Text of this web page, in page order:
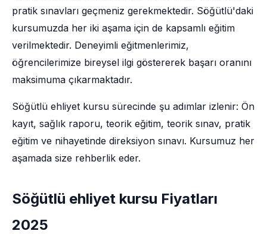
pratik sınavları geçmeniz gerekmektedir. Söğütlü'daki
kursumuzda her iki aşama için de kapsamlı eğitim
verilmektedir. Deneyimli eğitmenlerimiz,
öğrencilerimize bireysel ilgi göstererek başarı oranını
maksimuma çıkarmaktadır.
Söğütlü ehliyet kursu sürecinde şu adımlar izlenir: Ön
kayıt, sağlık raporu, teorik eğitim, teorik sınav, pratik
eğitim ve nihayetinde direksiyon sınavı. Kursumuz her
aşamada size rehberlik eder.
Söğütlü ehliyet kursu Fiyatları
2025